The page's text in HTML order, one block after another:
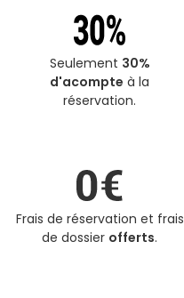
Seulement 30%
d'acompte à la
réservation.
Frais de réservation et frais
de dossier offerts.